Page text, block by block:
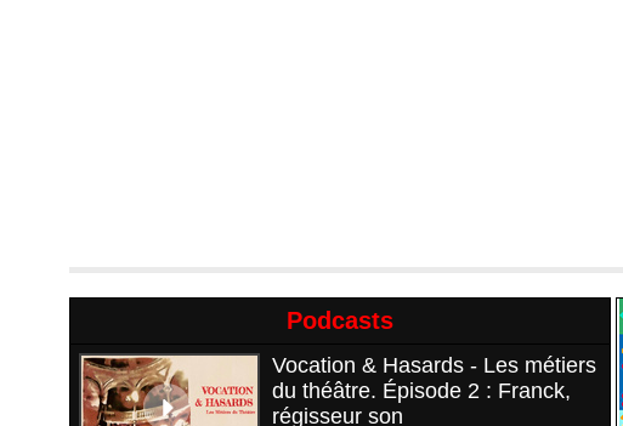
Podcasts
Vocation & Hasards - Les métiers
du théâtre. Épisode 2 : Franck,
régisseur son